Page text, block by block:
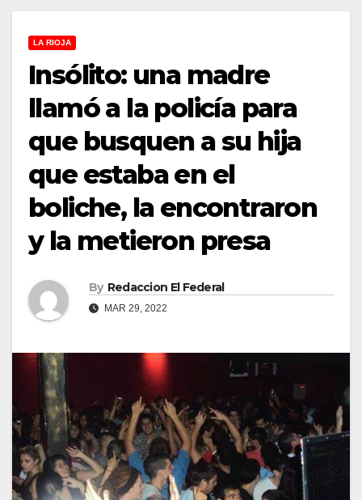
LA RIOJA
Insólito: una madre
llamó a la policía para
que busquen a su hija
que estaba en el
boliche, la encontraron
y la metieron presa
By Redaccion El Federal
MAR 29, 2022